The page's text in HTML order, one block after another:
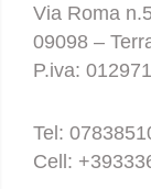
Via Roma
09098 –
P.iva:
Tel:
Cell: